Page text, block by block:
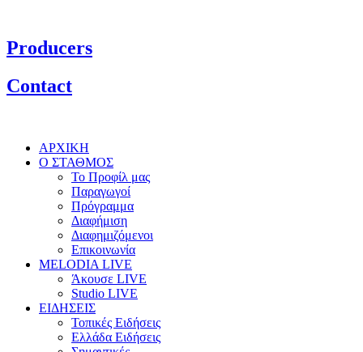
Producers
Contact
ΑΡΧΙΚΗ
Ο ΣΤΑΘΜΟΣ
Το Προφίλ μας
Παραγωγοί
Πρόγραμμα
Διαφήμιση
Διαφημιζόμενοι
Επικοινωνία
MELODIA LIVE
Άκουσε LIVE
Studio LIVE
ΕΙΔΗΣΕΙΣ
Τοπικές Ειδήσεις
Ελλάδα Ειδήσεις